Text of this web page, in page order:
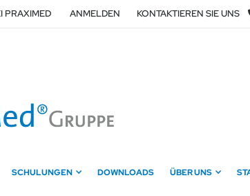
PRAXIMED ANMELDEN KONTAKTIEREN SIE UNS
SCHULUNGEN DOWNLOADS ÜBER UNS